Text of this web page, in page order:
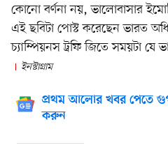
কোনো বর্ণনা নয়, ভালোবাসার
এই ছবিটা পোস্ট করেছেন ভারত
চ্যাম্পিয়নস ট্রফি জিতে সময়টা যে
ইনস্টাগ্রাম
প্রথম আলোর খবর পেতে
করুন